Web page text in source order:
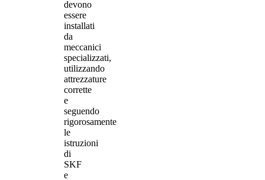
devono
essere
installati
da
meccanici
specializzati,
utilizzando
attrezzature
corrette
e
seguendo
rigorosamente
le
istruzioni
di
SKF
e